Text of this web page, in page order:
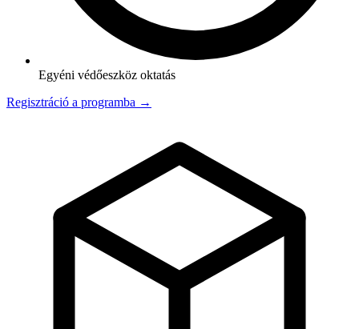
Egyéni védőeszköz oktatás
Regisztráció a programba →